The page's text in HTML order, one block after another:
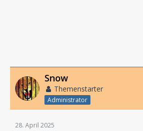
Snow
Themenstarter
Administrator
28. April 2025